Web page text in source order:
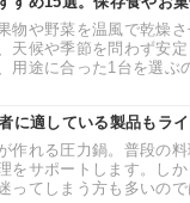
物や野菜を温風で乾燥
天候や季節を問わず安
用途に合った1台を選ぶ
に適している製品もラ
作れる圧力鍋。普段の
をサポートします。し
ってしまう方も多いので